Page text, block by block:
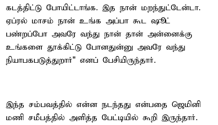
கடத்திட்டு போயிட்டாங்க. இத நான் மறந்துட்டேன்டா.
ஏப்ரல் மாசம் நான் உங்க அப்பா கூட ஷூட்
பண்றப்போ அவரே வந்து நான் தான் அன்னைக்கு
உங்களை தூக்கிட்டு போனதுன்னு அவரே வந்து
நியாபகபடுத்துறார்" எனப் பேசியிருந்தார்.
இந்த சம்பவத்தில் என்ன நடந்தது என்பதை ஜெமினி
மணி சமீபத்தில் அளித்த பேட்டியில் கூறி இருந்தார்.